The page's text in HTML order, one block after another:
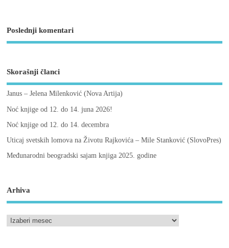
Poslednji komentari
Skorašnji članci
Janus – Jelena Milenković (Nova Artija)
Noć knjige od 12. do 14. juna 2026!
Noć knjige od 12. do 14. decembra
Uticaj svetskih lomova na Životu Rajkovića – Mile Stanković (SlovoPres)
Međunarodni beogradski sajam knjiga 2025. godine
Arhiva